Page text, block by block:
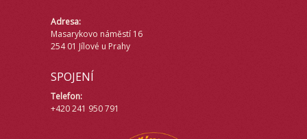
Adresa:
Masarykovo náměstí 16
254 01 Jílové u Prahy
SPOJENÍ
Telefon:
+420 241 950 791